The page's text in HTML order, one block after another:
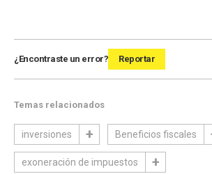
¿Encontraste un error? Reportar
Temas relacionados
inversiones Beneficios fiscales
exoneración de impuestos